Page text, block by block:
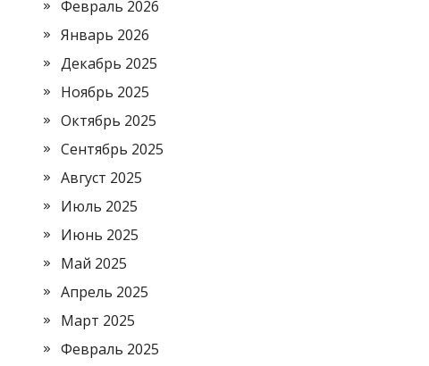
Февраль 2026
Январь 2026
Декабрь 2025
Ноябрь 2025
Октябрь 2025
Сентябрь 2025
Август 2025
Июль 2025
Июнь 2025
Май 2025
Апрель 2025
Март 2025
Февраль 2025